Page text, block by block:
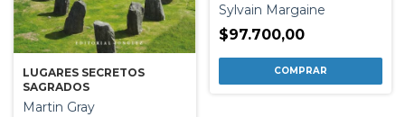
LUGARES SECRETOS
SAGRADOS
Martin Gray
Sylvain Margaine
$97.700,00